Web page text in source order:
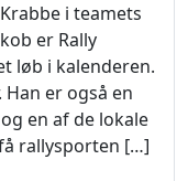
i teamets
er Rally
løb i kalenderen.
er også en
en af de lokale
rallysporten […]